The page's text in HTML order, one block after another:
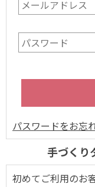
パスワードをお忘
手づくり
初めてご利用のお